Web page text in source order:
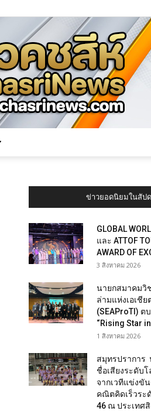
ข่าวยอดนิยมในสัป
GLOBAL
และ ATTOF
AWARD OF
3 สิงหาคม 2026
นายกสมาคมวิ
ล่ามแห่งเอเชีย
(SEAProTI) ต
“Rising Star
1 สิงหาคม 2026
สมุทรปราการ
ชื่อเสียงระดับโ
จากเวทีแข่งขั
คณิตคิดเร็วระ
46 ณ ประเทศ